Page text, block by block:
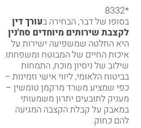
*8332
בסופו של דבר, הבחירה בעורך דין
לקצבת שירותים מיוחדים סח'נין
היא החלטה שמשפיעה ישירות על
איכות החיים של המבוטח ומשפחתו.
שילוב של ניסיון מוכח, התמחות
בביטוח הלאומי, ליווי אישי וזמינות –
כפי שמציע משרד מרקמן טומשין –
מעניק לתובעים יתרון משמעותי
במאבק על קבלת הקצבה המגיעה
להם כחוק.